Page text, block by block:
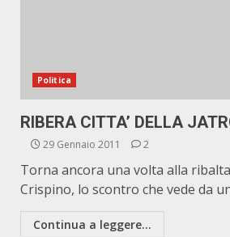
Politica
RIBERA CITTA’ DELLA
29 Gennaio 2011 2
Torna ancora una volta alla
Crispino, lo scontro che vede da
Continua a leggere...